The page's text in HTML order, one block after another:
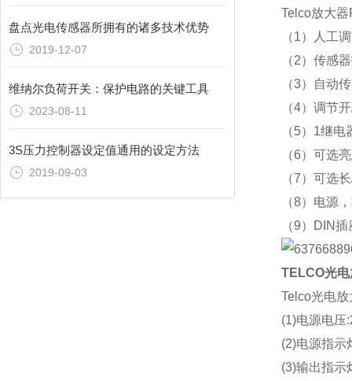
盘点光电传感器所拥有的诸多技术优势
2019-12-07
维纳尔负荷开关：保护电路的关键工具
2023-08-11
3S压力控制器设定值通用的设定方法
2019-09-03
Telco放大
（1）人工
（2）传感
（3）自动
（4）调节
（5）1继
（6）可选
（7）可选
（8）电源
（9）DIN
TELCO光
Telco光电
(1)电源电压
(2)电源指示
(3)输出指示